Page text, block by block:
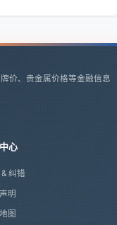
价、贵金属价格等金融信息
心
纠错
明
图